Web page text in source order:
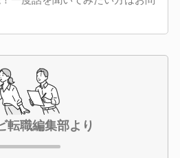
転職編集部より